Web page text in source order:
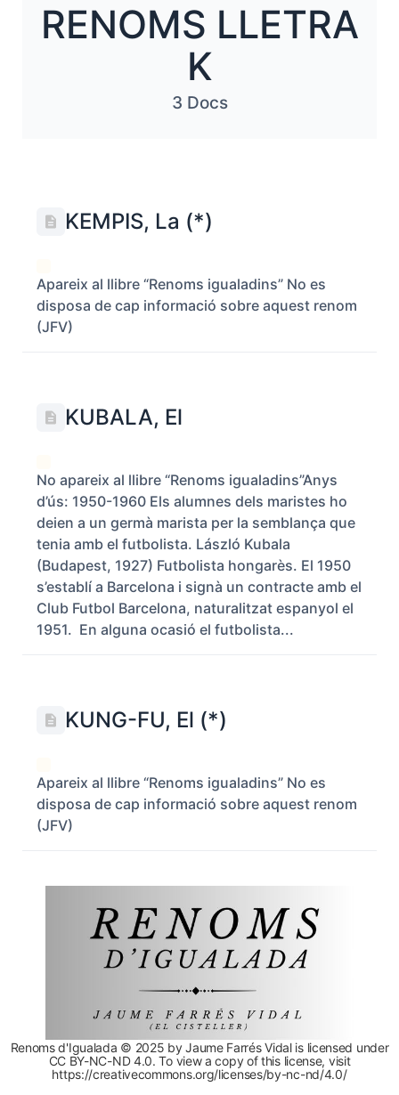
RENOMS LLETRA
K
3 Docs
KEMPIS, La (*)
Apareix al llibre “Renoms igualadins” No es
disposa de cap informació sobre aquest renom
(JFV)
KUBALA, El
No apareix al llibre “Renoms igualadins”Anys
d’ús: 1950-1960 Els alumnes dels maristes ho
deien a un germà marista per la semblança que
tenia amb el futbolista. László Kubala
(Budapest, 1927) Futbolista hongarès. El 1950
s’establí a Barcelona i signà un contracte amb el
Club Futbol Barcelona, naturalitzat espanyol el
1951. En alguna ocasió el futbolista...
KUNG-FU, El (*)
Apareix al llibre “Renoms igualadins” No es
disposa de cap informació sobre aquest renom
(JFV)
Renoms d'Igualada © 2025 by Jaume Farrés Vidal is licensed under
CC BY-NC-ND 4.0. To view a copy of this license, visit
https://creativecommons.org/licenses/by-nc-nd/4.0/